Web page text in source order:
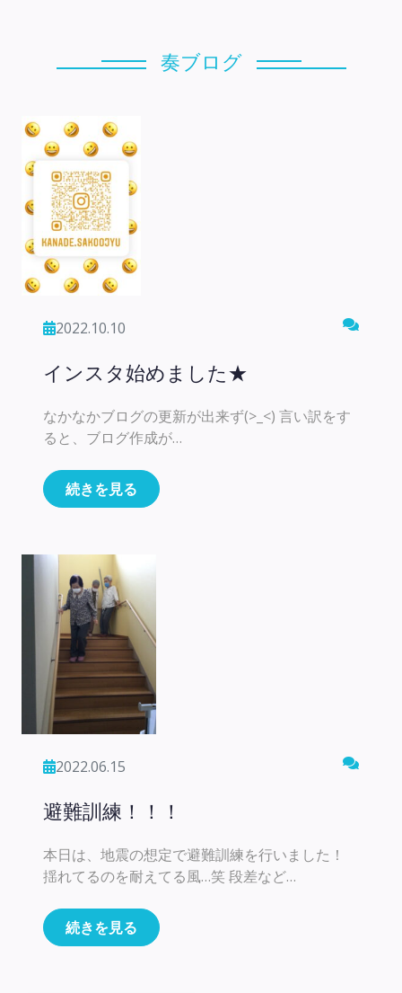
奏ブログ
2022.10.10
インスタ始めました★
なかなかブログの更新が出来ず(>_<) 言い訳をす
ると、ブログ作成が…
続きを見る
2022.06.15
避難訓練！！！
本日は、地震の想定で避難訓練を行いました！
揺れてるのを耐えてる風…笑 段差など…
続きを見る